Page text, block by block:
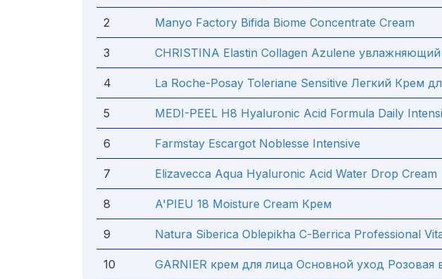
2 Manyo Factory Bifida Biome Concentrate Cream
3 CHRISTINA Elastin Collagen Azulene
4 La Roche-Posay Toleriane Sensitive Легкий Крем
5 MEDI-PEEL H8 Hyaluronic Acid Formula Daily
6 Farmstay Escargot Noblesse Intensive
7 Elizavecca Aqua Hyaluronic Acid Water Drop Cream
8 A'PIEU 18 Moisture Cream Крем
9 Natura Siberica Oblepikha С-Berrica Professional
10 GARNIER крем для лица Основной уход Розовая